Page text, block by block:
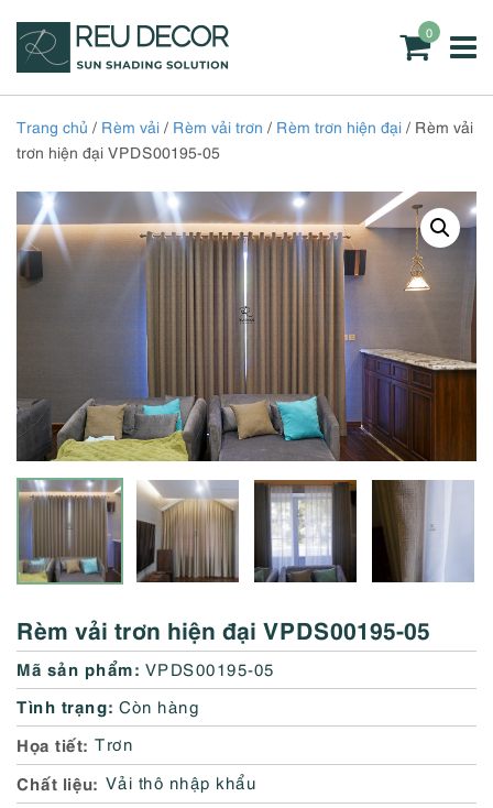
0
Trang chủ / Rèm vải / Rèm vải trơn / Rèm trơn hiện đại / Rèm vải
trơn hiện đại VPDS00195-05
Rèm vải trơn hiện đại VPDS00195-05
Mã sản phẩm: VPDS00195-05
Tình trạng: Còn hàng
Họa tiết Trơn
Chất liệu Vải thô nhập khẩu